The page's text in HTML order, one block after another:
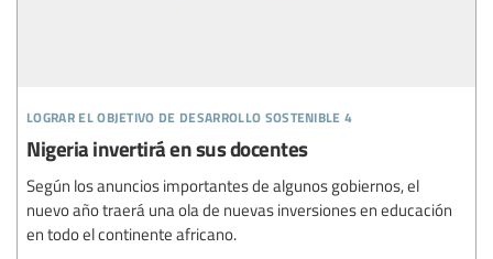
lograr el objetivo de desarrollo sostenible 4
Nigeria invertirá en sus docentes
Según los anuncios importantes de algunos gobiernos, el
nuevo año traerá una ola de nuevas inversiones en educación
en todo el continente africano.